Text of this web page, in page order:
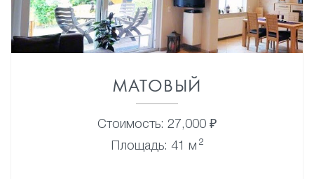
МАТОВЫЙ
Стоимость: 27,000 ₽
Площадь: 41 м 2